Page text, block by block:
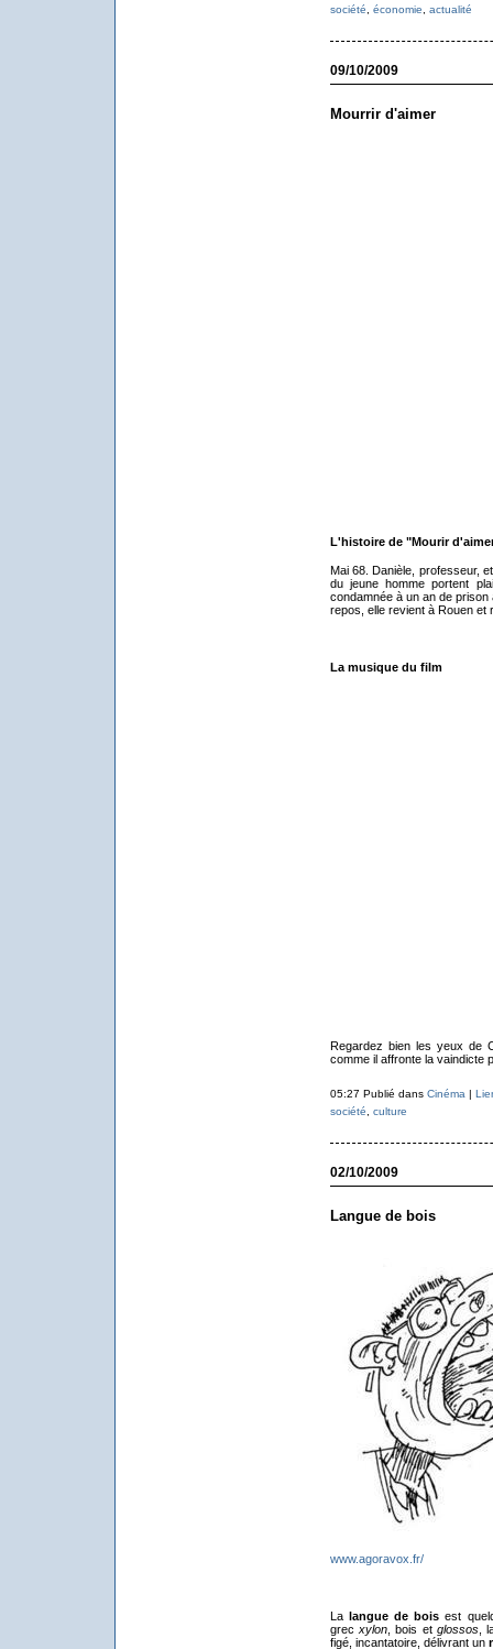
société
économie actualité
09/10/2009
Mourrir d'aimer
L'histoire de "Mourir
Mai 68. Danièle, professeur,
du jeune homme portent
condamnée à un an de
repos, elle revient à Rouen et
La musique du film
Regardez bien les yeux de
comme il affronte la vaindicte
05:27 Publié dans Cinéma |
société
culture
02/10/2009
Langue de bois
www.agoravox.fr/
La langue de bois est
grec xylon, bois et glossos,
figé, incantatoire, délivrant un